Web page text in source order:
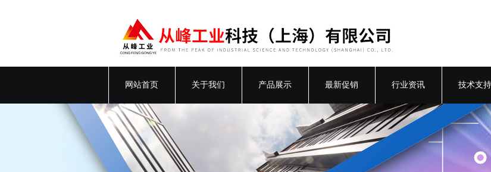
网站首页 关于我们 产品展示 最新促销 行业资讯 技术支持